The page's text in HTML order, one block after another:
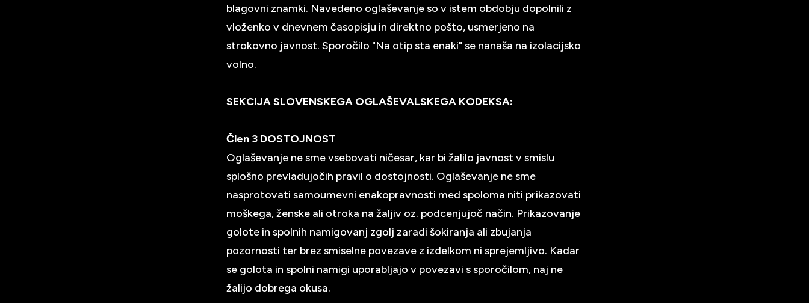
blagovni znamki. Navedeno oglaševanje so v istem obdobju dopolnili z
vloženko v dnevnem časopisju in direktno pošto, usmerjeno na
strokovno javnost. Sporočilo "Na otip sta enaki" se nanaša na izolacijsko
volno.
SEKCIJA SLOVENSKEGA OGLAŠEVALSKEGA KODEKSA:
Člen 3 DOSTOJNOST
Oglaševanje ne sme vsebovati ničesar, kar bi žalilo javnost v smislu
splošno prevladujočih pravil o dostojnosti. Oglaševanje ne sme
nasprotovati samoumevni enakopravnosti med spoloma niti prikazovati
moškega, ženske ali otroka na žaljiv oz. podcenjujoč način. Prikazovanje
golote in spolnih namigovanj zgolj zaradi šokiranja ali zbujanja
pozornosti ter brez smiselne povezave z izdelkom ni sprejemljivo. Kadar
se golota in spolni namigi uporabljajo v povezavi s sporočilom, naj ne
žalijo dobrega okusa.